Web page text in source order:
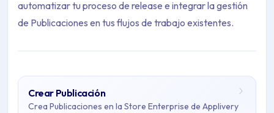
automatizar tu proceso de release e integrar la gestión
de Publicaciones en tus flujos de trabajo existentes.
Archive Contents: Publicaciones
Crear Publicación
Crea Publicaciones en la Store Enterprise de Applivery